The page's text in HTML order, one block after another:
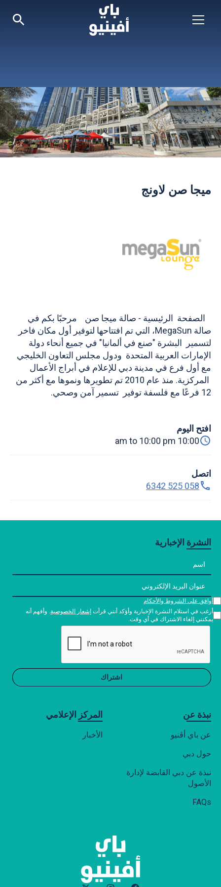
ميجا صن لاونج
الصفحة الرئيسية - صالة ميجا صن مرحبًا بكم في
صالة MegaSun، التي تم افتتاحها لتوفير أول مكان فاخر
لتسمير البشرة "صنع في ألمانيا" في جميع أنحاء دولة
الإمارات العربية المتحدة ودول مجلس التعاون الخليجي
مع أول فرع في مدينة دبي للإعلام في أبراج الأعمال
المركزية. منذ عام 2010 تم تطويرها ونموها مع أكثر من
12 فرعًا مع فلسفة توفير تسمير آمن وصحي.
افتح اليوم
10:00 am to 10:00 pm
اتصل
058 525 6342
نبذة عن
عن باي أڤنيو
حول دبي
نبذة عن دبي القابضة لإدارة
الأصول
FAQs
المركز الإعلامي
الأخبار
النشرة الإخبارية
أوافق على الشروط والأحكام
أرغب في استلام النشرة الإخبارية وأؤكد أنني قرأت إشعار الخصوصية. وأفهم أنه
يمكنني إلغاء الاشتراك في أي وقت.